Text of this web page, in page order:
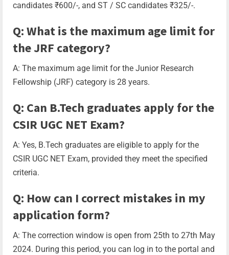
candidates ₹600/-, and ST / SC candidates ₹325/-.
Q: What is the maximum age limit for
the JRF category?
A: The maximum age limit for the Junior Research
Fellowship (JRF) category is 28 years.
Q: Can B.Tech graduates apply for the
CSIR UGC NET Exam?
A: Yes, B.Tech graduates are eligible to apply for the
CSIR UGC NET Exam, provided they meet the specified
criteria.
Q: How can I correct mistakes in my
application form?
A: The correction window is open from 25th to 27th May
2024. During this period, you can log in to the portal and